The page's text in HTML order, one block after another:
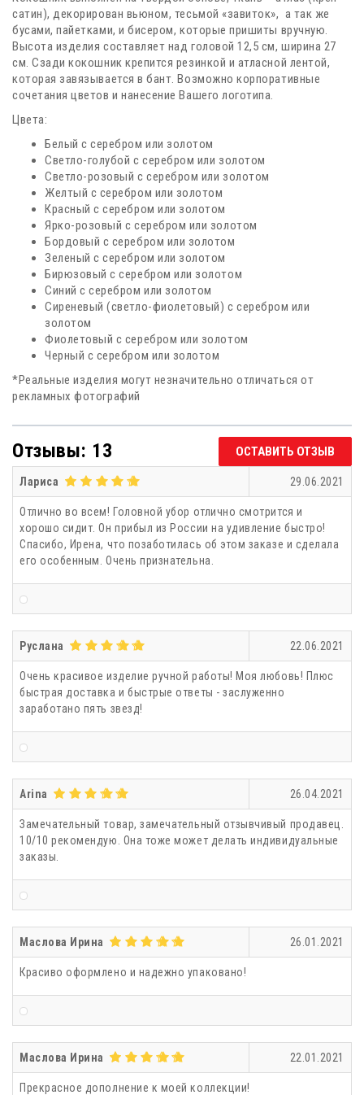
сатин), декорирован вьюном, тесьмой «завиток», а так же
бусами, пайетками, и бисером, которые пришиты вручную.
Высота изделия составляет над головой 12,5 см, ширина 27
см. Сзади кокошник крепится резинкой и атласной лентой,
которая завязывается в бант. Возможно корпоративные
сочетания цветов и нанесение Вашего логотипа.
Цвета:
Белый с серебром или золотом
Светло-голубой с серебром или золотом
Светло-розовый с серебром или золотом
Желтый с серебром или золотом
Красный с серебром или золотом
Ярко-розовый с серебром или золотом
Бордовый с серебром или золотом
Зеленый с серебром или золотом
Бирюзовый с серебром или золотом
Синий с серебром или золотом
Сиреневый (светло-фиолетовый) с серебром или
золотом
Фиолетовый с серебром или золотом
Черный с серебром или золотом
*Реальные изделия могут незначительно отличаться от
рекламных фотографий
Отзывы: 13 ОСТАВИТЬ ОТЗЫВ
Лариса 29.06.2021
Отлично во всем! Головной убор отлично смотрится и
хорошо сидит. Он прибыл из России на удивление быстро!
Спасибо, Ирена, что позаботилась об этом заказе и сделала
его особенным. Очень признательна.
Руслана 22.06.2021
Очень красивое изделие ручной работы! Моя любовь! Плюс
быстрая доставка и быстрые ответы - заслуженно
заработано пять звезд!
Arina 26.04.2021
Замечательный товар, замечательный отзывчивый продавец.
10/10 рекомендую. Она тоже может делать индивидуальные
заказы.
Маслова Ирина 26.01.2021
Красиво оформлено и надежно упаковано!
Маслова Ирина 22.01.2021
Прекрасное дополнение к моей коллекции!